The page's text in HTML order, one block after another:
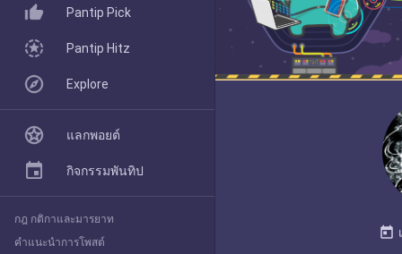
today
Pantip Pick
Explore
Pantip Pick
Pantip Hitz
Explore
แลกพอยต์
กิจกรรมพันทิป
กฎ กติกาและมารยาท
คำแนะนำการโพสต์